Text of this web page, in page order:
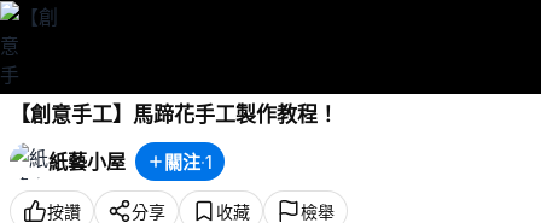
【創意手工】馬蹄花手工製作教程！
紙藝小屋
關注·1
按讚 分享 收藏 檢舉